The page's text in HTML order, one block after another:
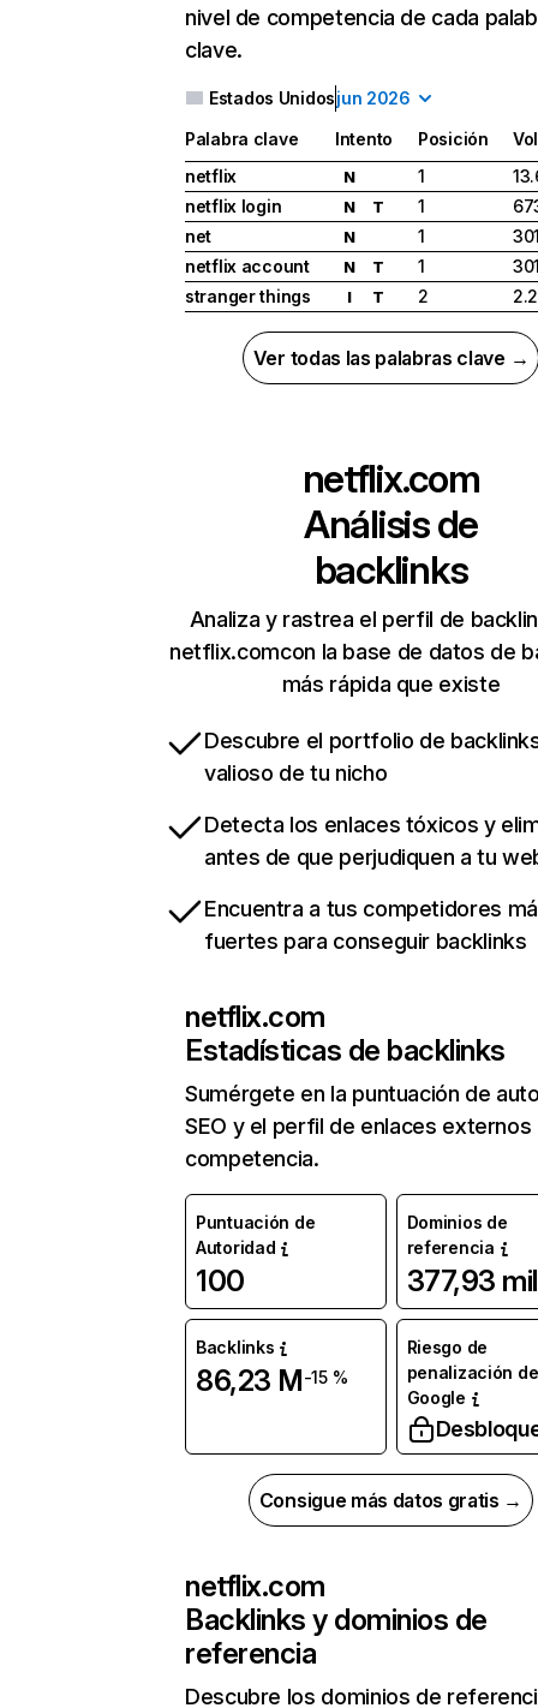
nivel de competencia de cada
clave.
Estados Unidosjun 2026
Palabra clave Intento Posición
netflix
N 1
netflix login
N T 1
net
N 1
netflix account
N T 1
stranger things
I T 2
Ver todas las palabras clave →
netflix.com
Análisis de
backlinks
Analiza y rastrea el perfil de
netflix.comcon la base de datos de
más rápida que existe
Descubre el portfolio de
valioso de tu nicho
Detecta los enlaces tóxicos y
antes de que perjudiquen a tu
Encuentra a tus competidores
fuertes para conseguir backlinks
netflix.com
Estadísticas de backlinks
Sumérgete en la puntuación de
SEO y el perfil de enlaces externos
competencia.
Puntuación de
Autoridad
100
Dominios de
referencia
377,93 mil
Backlinks
86,23 M-15 %
Riesgo de
penalización de
Google
Consigue más datos gratis →
netflix.com
Backlinks y dominios de
referencia
Descubre los dominios de